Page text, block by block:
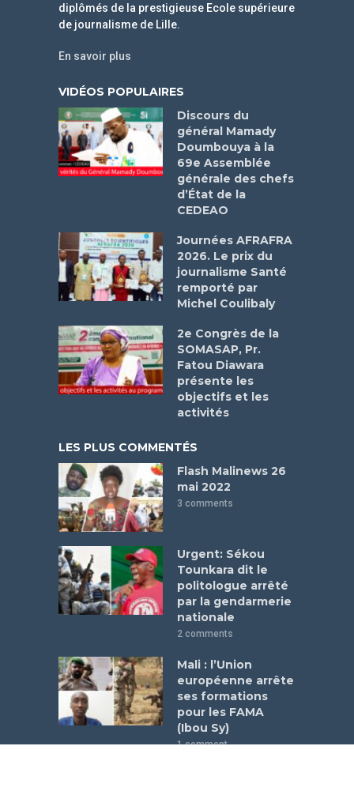
diplômés de la prestigieuse Ecole supérieure
de journalisme de Lille.
En savoir plus
VIDÉOS POPULAIRES
Discours du
général Mamady
Doumbouya à la
69e Assemblée
générale des chefs
d’État de la
CEDEAO
Journées AFRAFRA
2026. Le prix du
journalisme Santé
remporté par
Michel Coulibaly
2e Congrès de la
SOMASAP, Pr.
Fatou Diawara
présente les
objectifs et les
activités
LES PLUS COMMENTÉS
Flash Malinews 26
mai 2022
3 comments
Urgent: Sékou
Tounkara dit le
politologue arrêté
par la gendarmerie
nationale
2 comments
Mali : l’Union
européenne arrête
ses formations
pour les FAMA
(Ibou Sy)
1 comment